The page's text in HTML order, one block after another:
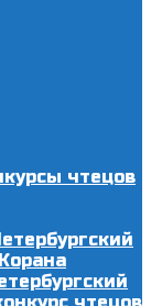
чтецов